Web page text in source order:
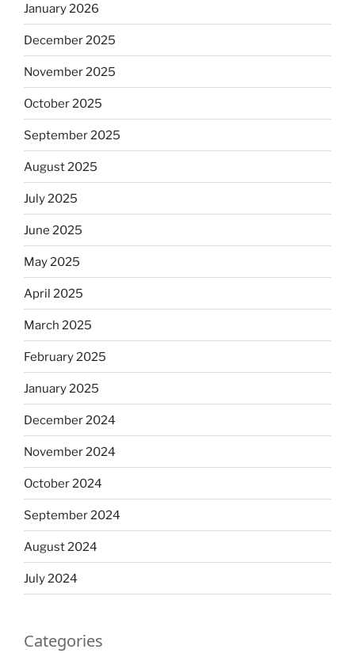
January 2026
December 2025
November 2025
October 2025
September 2025
August 2025
July 2025
June 2025
May 2025
April 2025
March 2025
February 2025
January 2025
December 2024
November 2024
October 2024
September 2024
August 2024
July 2024
Categories